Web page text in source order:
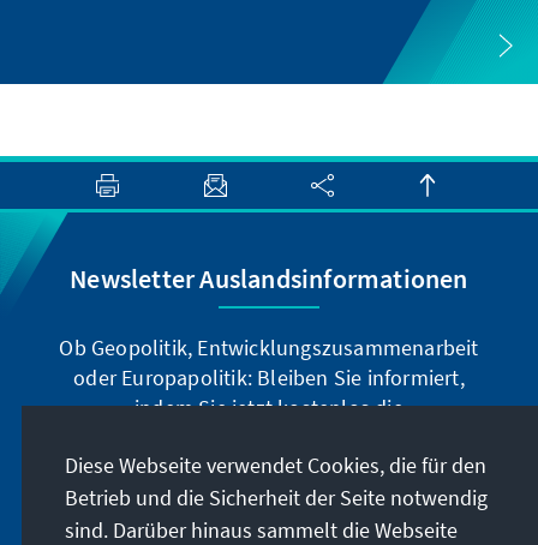
Newsletter Auslandsinformationen
Ob Geopolitik, Entwicklungszusammenarbeit
oder Europapolitik: Bleiben Sie informiert,
indem Sie jetzt kostenlos die
die Ai digital über den deutschsprachigen
Newsletter, oder als Printprodukt in deutscher
und englischer Sprache beziehen.
Diese Webseite verwendet Cookies, die für den
Betrieb und die Sicherheit der Seite notwendig
sind. Darüber hinaus sammelt die Webseite